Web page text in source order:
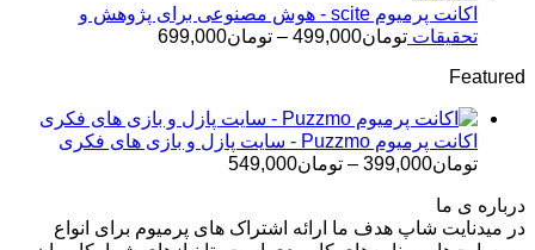
تا
تومان499,000
اکانت پرمیوم scite - هوش مصنوعی برای پژوهش و
تحقیقات تومان499,000
– تومان699,000محدوده
تومان699,000
Featured
اکانت پرمیوم Puzzmo - سایت پازل و بازی های فکری
تومان399,000
– تومان549,000
تا
درباره ی ما
در میدنایت شاپ هدف ما ارائه اشتراک های پرمیوم برای انواع